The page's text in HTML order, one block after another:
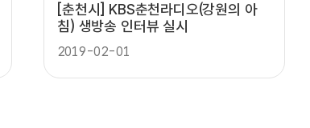
[춘천시] KBS춘천라디오(강원의 아
침) 생방송 인터뷰 실시
2019-02-01